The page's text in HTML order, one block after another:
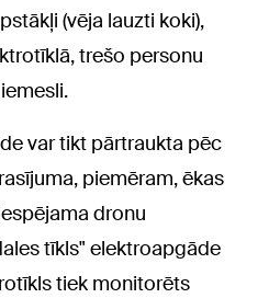
(vēja lauzti koki),
trešo personu
var tikt pārtraukta pēc
piemēram, ēkas
dronu
tīkls" elektroapgāde
tiek monitorēts